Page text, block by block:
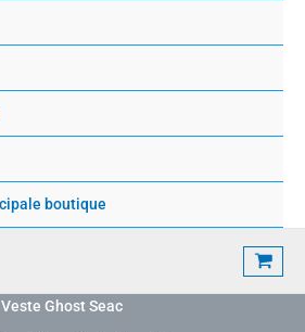
boutique
Veste Ghost Seac